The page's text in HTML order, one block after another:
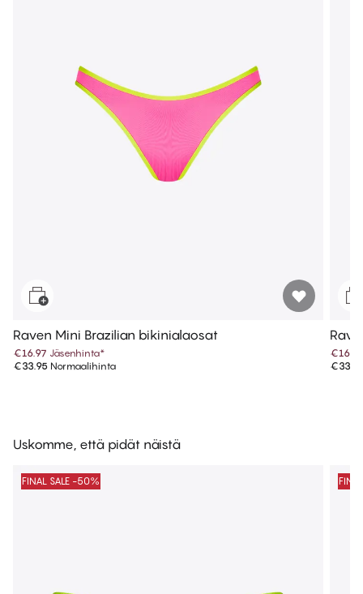
Raven Mini Brazilian bikinialaosat
€16.97 Jäsenhinta*
€33.95 Normaalihinta
€16.97
Uskomme, että pidät näistä
FINAL SALE -50%